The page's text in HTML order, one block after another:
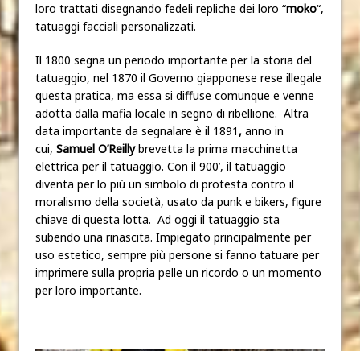
loro trattati disegnando fedeli repliche dei loro “moko“,
tatuaggi facciali personalizzati.
Il 1800 segna un periodo importante per la storia del
tatuaggio, nel 1870 il Governo giapponese rese illegale
questa pratica, ma essa si diffuse comunque e venne
adotta dalla mafia locale in segno di ribellione. Altra
data importante da segnalare è il 1891 , anno in
cui, Samuel O’Reillybrevetta la prima macchinetta
elettrica per il tatuaggio. Con il 900’, il tatuaggio
diventa per lo più un simbolo di protesta contro il
moralismo della società, usato da punk e bikers, figure
chiave di questa lotta. Ad oggi il tatuaggio sta
subendo una rinascita. Impiegato principalmente per
uso estetico, sempre più persone si fanno tatuare per
imprimere sulla propria pelle un ricordo o un momento
per loro importante.